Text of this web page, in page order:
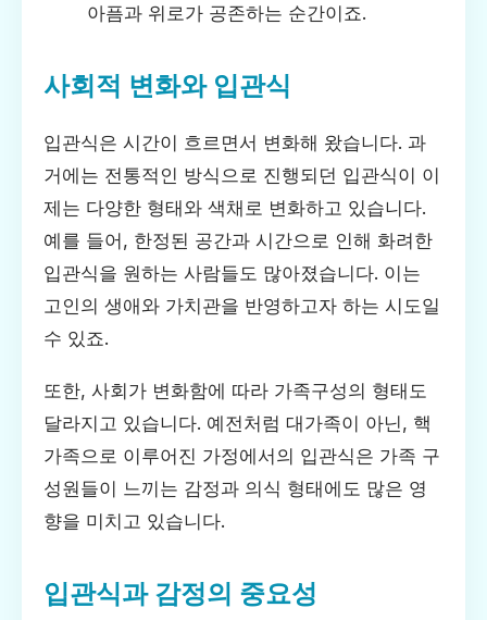
아픔과 위로가 공존하는 순간이죠.
사회적 변화와 입관식
입관식은 시간이 흐르면서 변화해 왔습니다. 과
거에는 전통적인 방식으로 진행되던 입관식이 이
제는 다양한 형태와 색채로 변화하고 있습니다.
예를 들어, 한정된 공간과 시간으로 인해 화려한
입관식을 원하는 사람들도 많아졌습니다. 이는
고인의 생애와 가치관을 반영하고자 하는 시도일
수 있죠.
또한, 사회가 변화함에 따라 가족구성의 형태도
달라지고 있습니다. 예전처럼 대가족이 아닌, 핵
가족으로 이루어진 가정에서의 입관식은 가족 구
성원들이 느끼는 감정과 의식 형태에도 많은 영
향을 미치고 있습니다.
입관식과 감정의 중요성